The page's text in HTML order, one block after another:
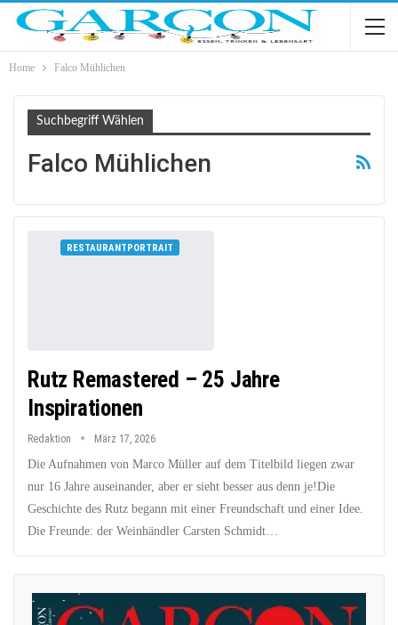
Home Falco Mühlichen
Suchbegriff Wählen
Falco Mühlichen
RESTAURANTPORTRAIT
Rutz Remastered – 25 Jahre
Inspirationen
Redaktion März 17, 2026
Die Aufnahmen von Marco Müller auf dem Titelbild liegen zwar
nur 16 Jahre auseinander, aber er sieht besser aus denn je!Die
Geschichte des Rutz begann mit einer Freundschaft und einer Idee.
Die Freunde: der Weinhändler Carsten Schmidt…